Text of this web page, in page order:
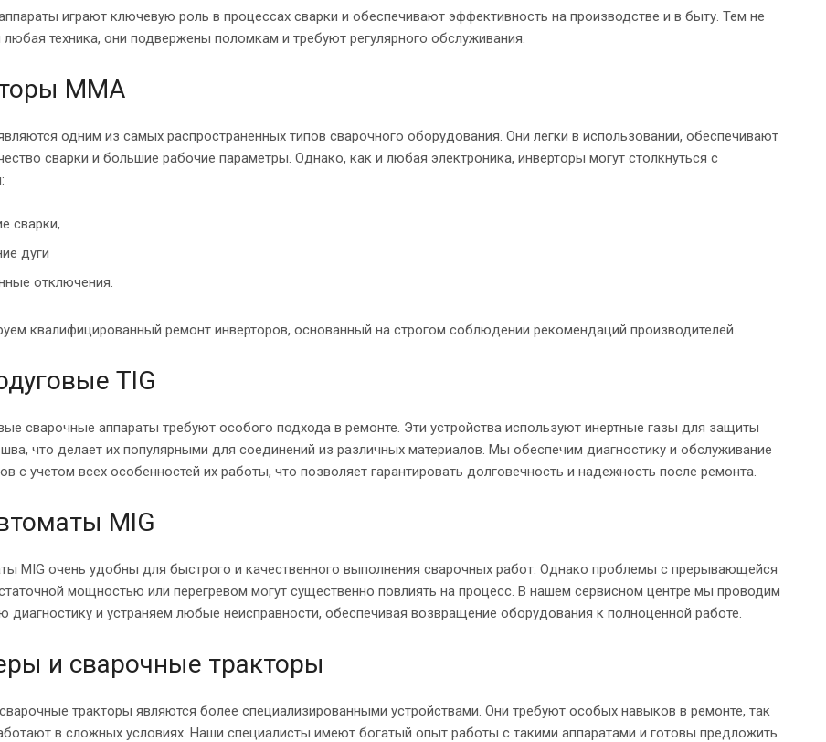
играют ключевую роль в процессах сварки и обеспечивают эффективность на производстве и в быту. Тем не
любая техника, они подвержены поломкам и требуют регулярного обслуживания.
MMA
одним из самых распространенных типов сварочного оборудования. Они легки в использовании, обеспечивают
сварки и большие рабочие параметры. Однако, как и любая электроника, инверторы могут столкнуться с
сварки,
дуги
отключения.
квалифицированный ремонт инверторов, основанный на строгом соблюдении рекомендаций производителей.
TIG
сварочные аппараты требуют особого подхода в ремонте. Эти устройства используют инертные газы для защиты
что делает их популярными для соединений из различных материалов. Мы обеспечим диагностику и обслуживание
с учетом всех особенностей их работы, что позволяет гарантировать долговечность и надежность после ремонта.
MIG
MIG очень удобны для быстрого и качественного выполнения сварочных работ. Однако проблемы с прерывающейся
мощностью или перегревом могут существенно повлиять на процесс. В нашем сервисном центре мы проводим
диагностику и устраняем любые неисправности, обеспечивая возвращение оборудования к полноценной работе.
и сварочные тракторы
тракторы являются более специализированными устройствами. Они требуют особых навыков в ремонте, так
в сложных условиях. Наши специалисты имеют богатый опыт работы с такими аппаратами и готовы предложить